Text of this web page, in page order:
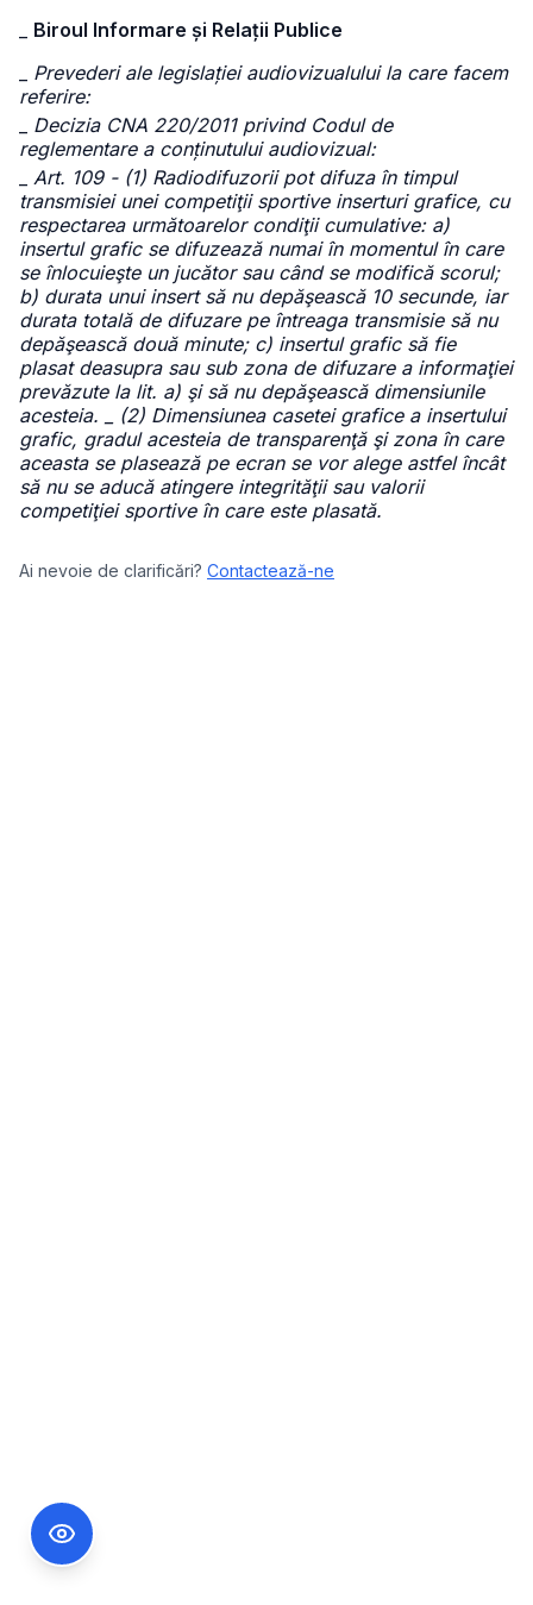
Biroul Informare și Relații Publice
Prevederi ale legislației audiovizualului la care facem
referire:
Decizia CNA 220/2011 privind Codul de
reglementare a conținutului audiovizual:
Art. 109 - (1) Radiodifuzorii pot difuza în timpul
transmisiei unei competiţii sportive inserturi grafice, cu
respectarea următoarelor condiţii cumulative: a)
insertul grafic se difuzează numai în momentul în care
se înlocuieşte un jucător sau când se modifică scorul;
b) durata unui insert să nu depăşească 10 secunde, iar
durata totală de difuzare pe întreaga transmisie să nu
depăşească două minute; c) insertul grafic să fie
plasat deasupra sau sub zona de difuzare a informaţiei
prevăzute la lit. a) şi să nu depăşească dimensiunile
acesteia. _ (2) Dimensiunea casetei grafice a insertului
grafic, gradul acesteia de transparenţă şi zona în care
aceasta se plasează pe ecran se vor alege astfel încât
să nu se aducă atingere integrităţii sau valorii
competiţiei sportive în care este plasată.
Ai nevoie de clarificări? Contactează-ne